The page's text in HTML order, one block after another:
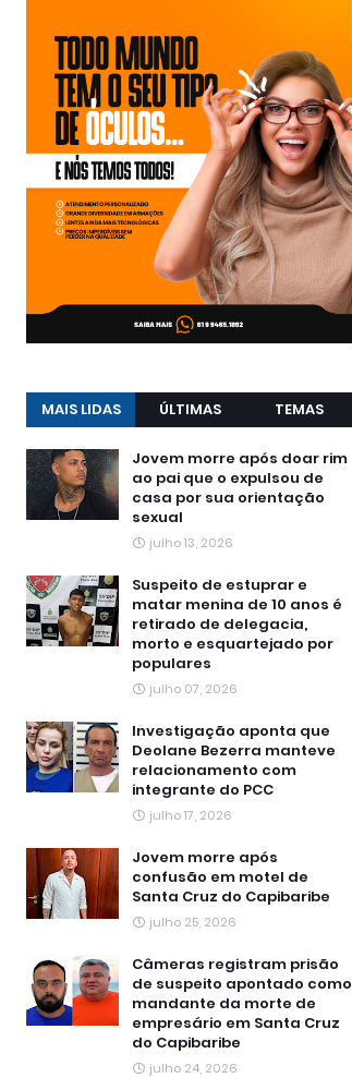
MAIS LIDAS ÚLTIMAS TEMAS
Jovem morre após doar rim
ao pai que o expulsou de
casa por sua orientação
sexual
julho 13, 2026
Suspeito de estuprar e
matar menina de 10 anos é
retirado de delegacia,
morto e esquartejado por
populares
julho 07, 2026
Investigação aponta que
Deolane Bezerra manteve
relacionamento com
integrante do PCC
julho 17, 2026
Jovem morre após
confusão em motel de
Santa Cruz do Capibaribe
julho 25, 2026
Câmeras registram prisão
de suspeito apontado como
mandante da morte de
empresário em Santa Cruz
do Capibaribe
julho 24, 2026